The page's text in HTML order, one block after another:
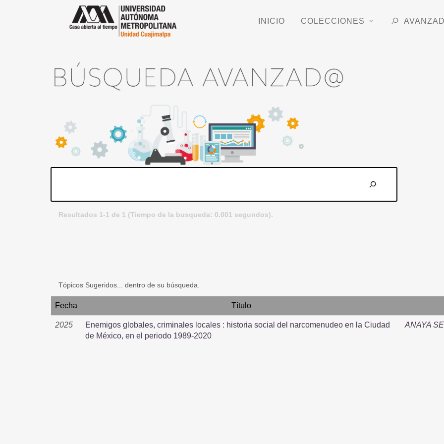
INICIO COLECCIONES
Resultados 1-1 de 1 (Tiempo de la busqueda: 0.001 segundos).
Tópicos Sugeridos... dentro de su búsqueda.
Fecha Título
2025
Enemigos globales, criminales locales : historia social del narcomenudeo en la Ciudad
de México, en el periodo 1989-2020
ANAYA